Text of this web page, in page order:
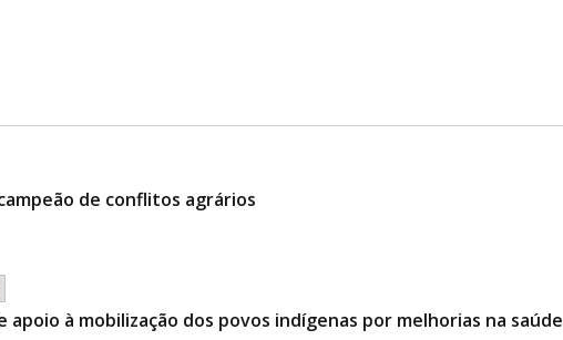
de conflitos agrários
apoio à mobilização dos povos indígenas por melhorias na saúde